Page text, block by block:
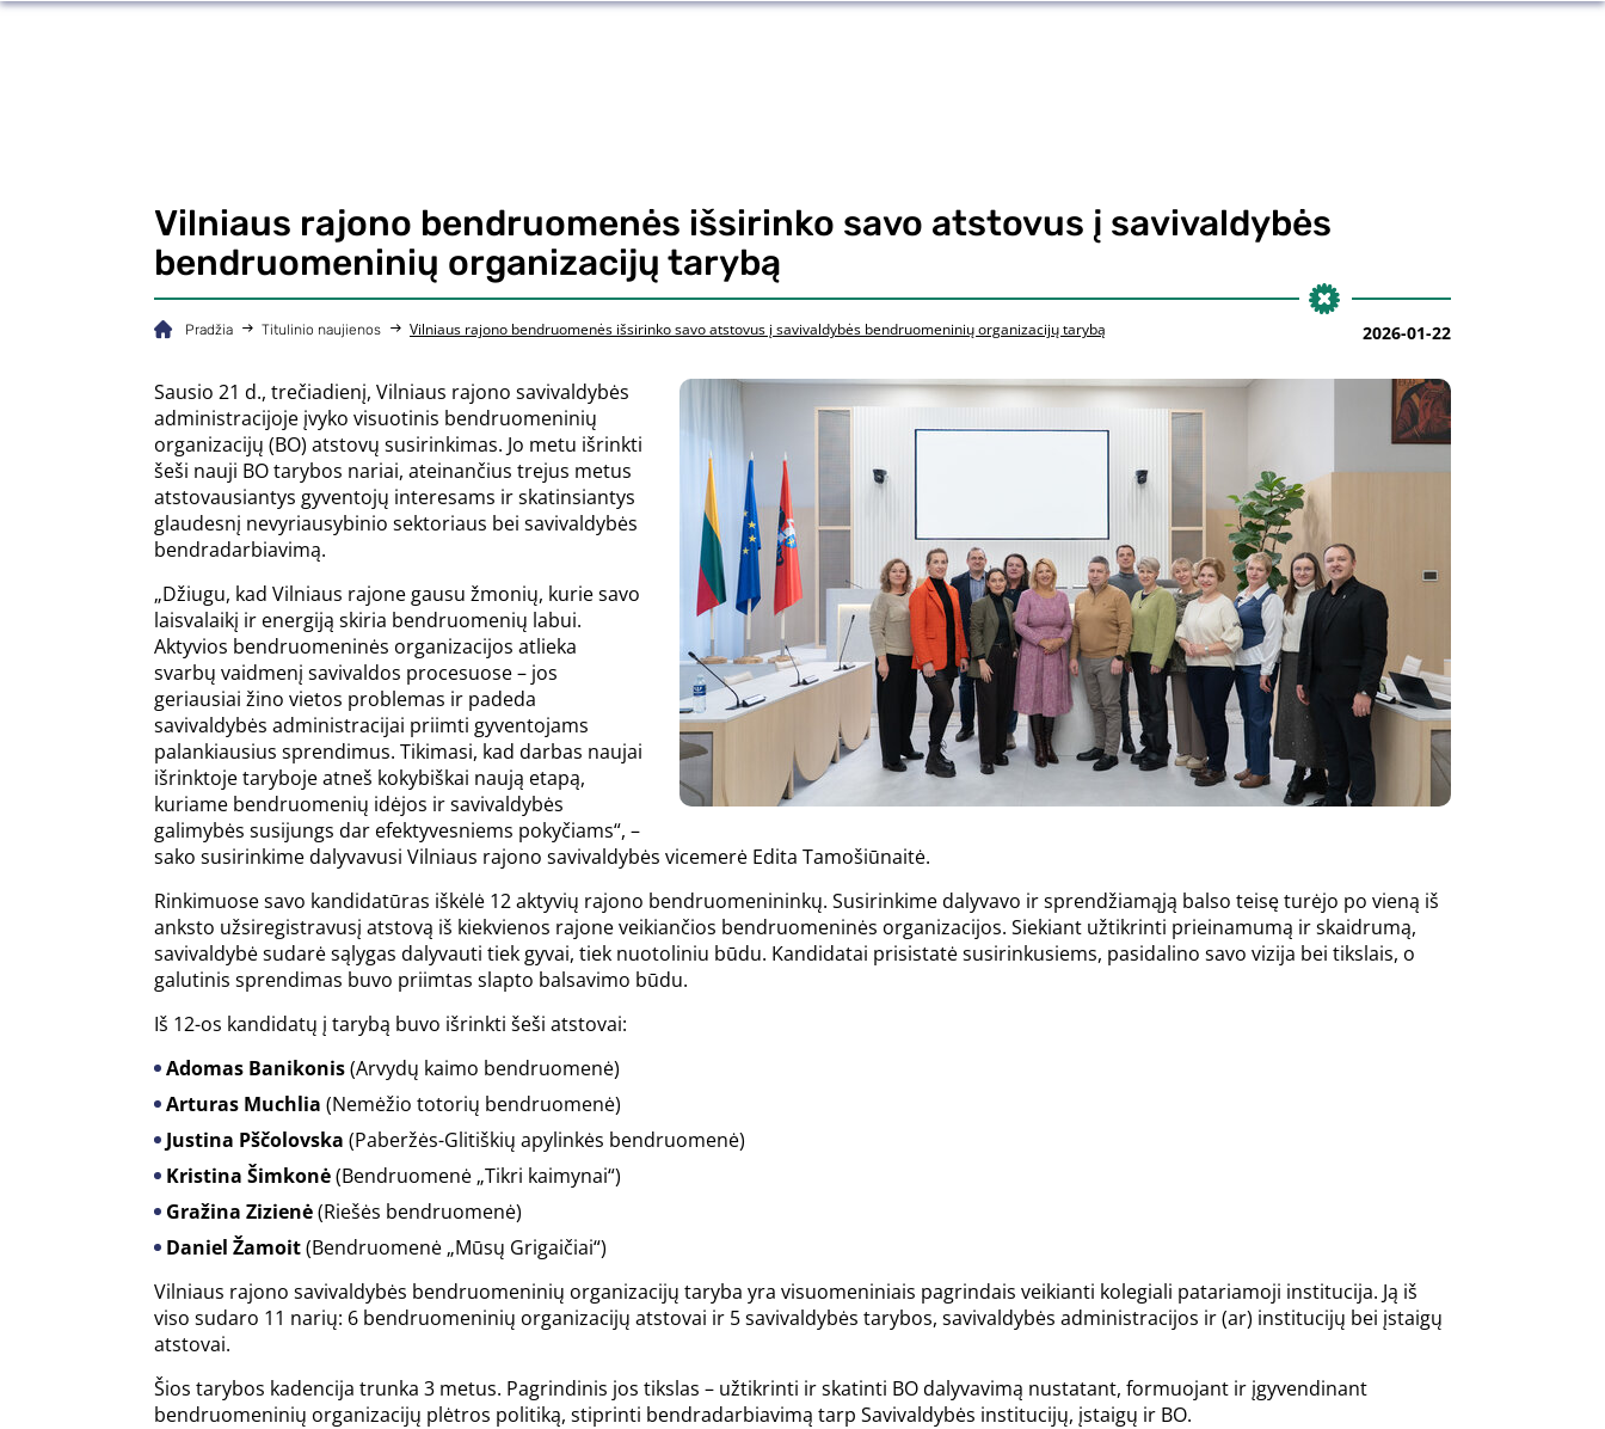
Vilniaus rajono bendruomenės išsirinko savo atstovus į savivaldybės
bendruomeninių organizacijų tarybą
Pradžia Titulinio naujienos Vilniaus rajono bendruomenės išsirinko savo atstovus į savivaldybės bendruomeninių organizacijų tarybą 2026-01-22
Sausio 21 d., trečiadienį, Vilniaus rajono savivaldybės
administracijoje įvyko visuotinis bendruomeninių
organizacijų (BO) atstovų susirinkimas. Jo metu išrinkti
šeši nauji BO tarybos nariai, ateinančius trejus metus
atstovausiantys gyventojų interesams ir skatinsiantys
glaudesnį nevyriausybinio sektoriaus bei savivaldybės
bendradarbiavimą.
„Džiugu, kad Vilniaus rajone gausu žmonių, kurie savo
laisvalaikį ir energiją skiria bendruomenių labui.
Aktyvios bendruomeninės organizacijos atlieka
svarbų vaidmenį savivaldos procesuose – jos
geriausiai žino vietos problemas ir padeda
savivaldybės administracijai priimti gyventojams
palankiausius sprendimus. Tikimasi, kad darbas naujai
išrinktoje taryboje atneš kokybiškai naują etapą,
kuriame bendruomenių idėjos ir savivaldybės
galimybės susijungs dar efektyvesniems pokyčiams“, –
sako susirinkime dalyvavusi Vilniaus rajono savivaldybės vicemerė Edita Tamošiūnaitė.
Rinkimuose savo kandidatūras iškėlė 12 aktyvių rajono bendruomenininkų. Susirinkime dalyvavo ir sprendžiamąją balso teisę turėjo po vieną iš
anksto užsiregistravusį atstovą iš kiekvienos rajone veikiančios bendruomeninės organizacijos. Siekiant užtikrinti prieinamumą ir skaidrumą,
savivaldybė sudarė sąlygas dalyvauti tiek gyvai, tiek nuotoliniu būdu. Kandidatai prisistatė susirinkusiems, pasidalino savo vizija bei tikslais, o
galutinis sprendimas buvo priimtas slapto balsavimo būdu.
Iš 12-os kandidatų į tarybą buvo išrinkti šeši atstovai:
Adomas Banikonis(Arvydų kaimo bendruomenė)
Arturas Muchlia (Nemėžio totorių bendruomenė)
Justina Pščolovska (Paberžės-Glitiškių apylinkės bendruomenė)
Kristina Šimkonė(Bendruomenė „Tikri kaimynai“)
Gražina Zizienė(Riešės bendruomenė)
Daniel Žamoit(Bendruomenė „Mūsų Grigaičiai“)
Vilniaus rajono savivaldybės bendruomeninių organizacijų taryba yra visuomeniniais pagrindais veikianti kolegiali patariamoji institucija. Ją iš
viso sudaro 11 narių: 6 bendruomeninių organizacijų atstovai ir 5 savivaldybės tarybos, savivaldybės administracijos ir (ar) institucijų bei įstaigų
atstovai.
Šios tarybos kadencija trunka 3 metus. Pagrindinis jos tikslas – užtikrinti ir skatinti BO dalyvavimą nustatant, formuojant ir įgyvendinant
bendruomeninių organizacijų plėtros politiką, stiprinti bendradarbiavimą tarp Savivaldybės institucijų, įstaigų ir BO.